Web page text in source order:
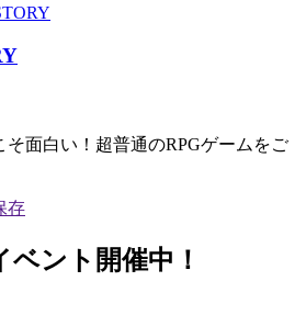
そ面白い！超普通のRPGゲームをご
ント開催中！